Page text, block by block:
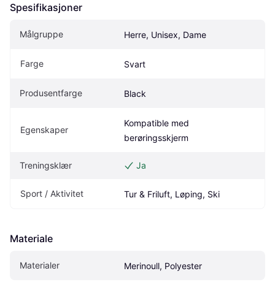
Spesifikasjoner
Målgruppe Herre, Unisex, Dame
Farge Svart
Produsentfarge Black
Egenskaper
Kompatible med
berøringsskjerm
Treningsklær Ja
Sport / Aktivitet Tur & Friluft, Løping, Ski
Materiale
Materialer Merinoull, Polyester